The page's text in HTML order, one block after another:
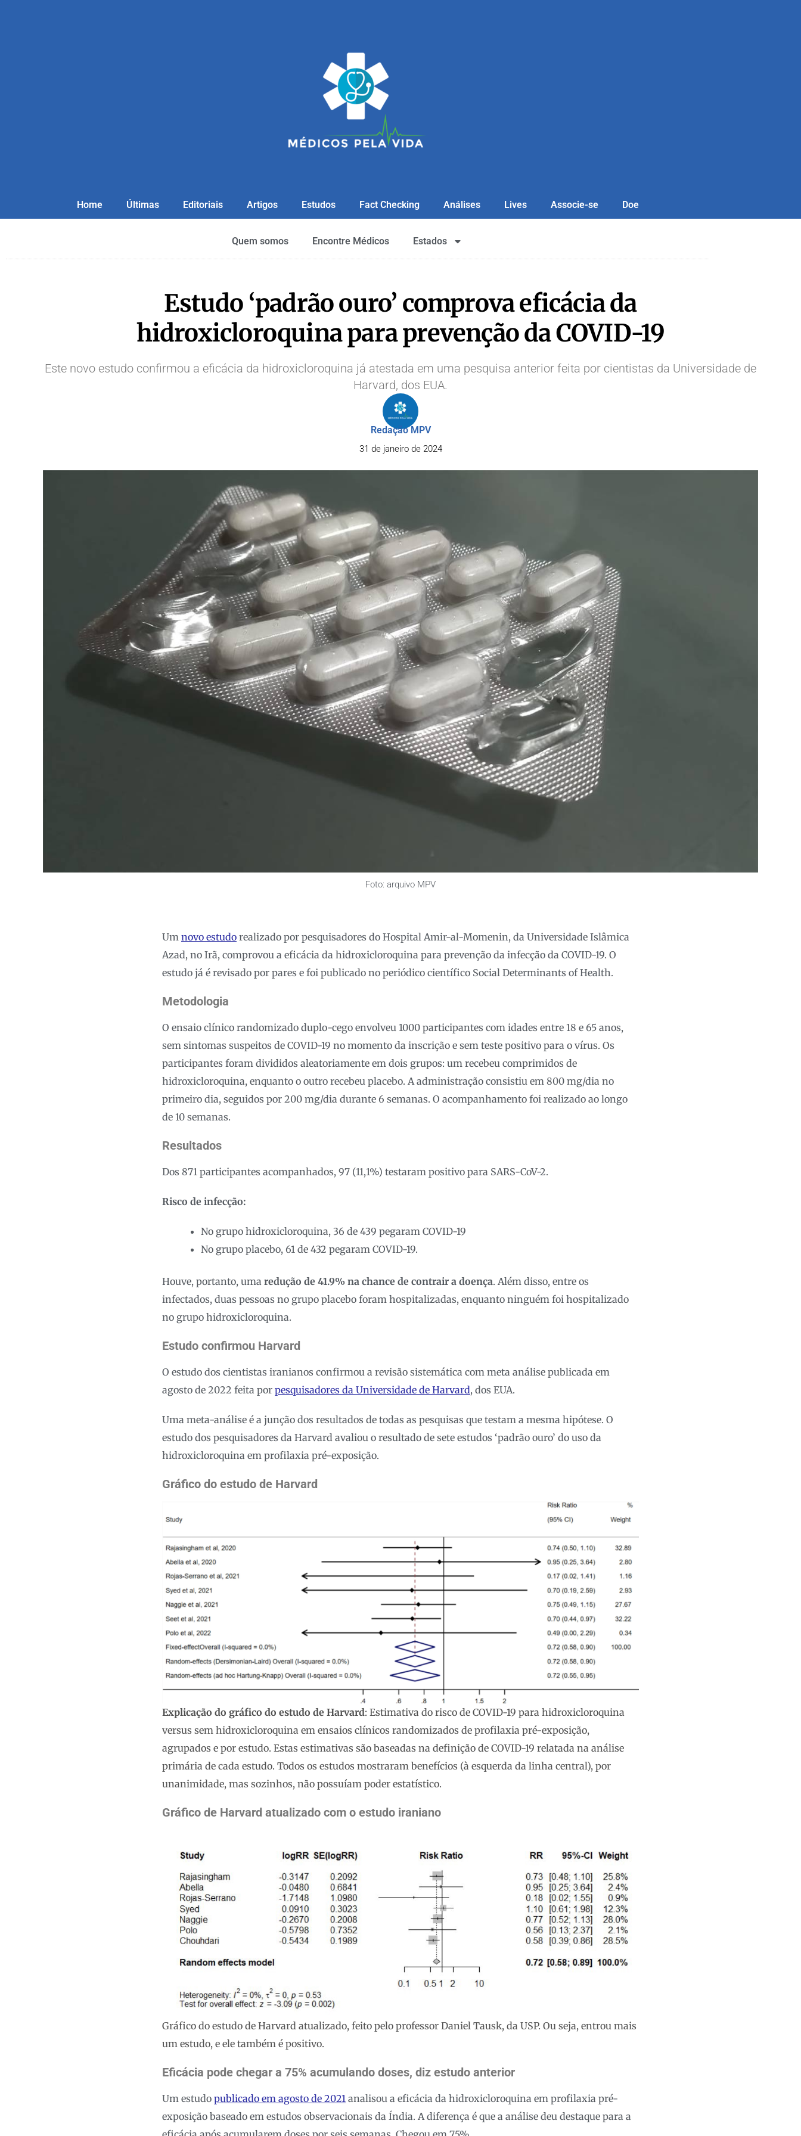
Home Últimas Editoriais Artigos Estudos Fact Checking Análises Lives Associe-se Doe
Quem somos Encontre Médicos Estados
Estudo ‘padrão ouro’ comprova eficácia da
hidroxicloroquina para prevenção da COVID-19
Este novo estudo confirmou a eficácia da hidroxicloroquina já atestada em uma pesquisa anterior feita por cientistas da Universidade de
Harvard, dos EUA.
Redação MPV
31 de janeiro de 2024
Foto: arquivo MPV
Um novo estudo realizado por pesquisadores do Hospital Amir-al-Momenin, da Universidade Islâmica
Azad, no Irã, comprovou a eficácia da hidroxicloroquina para prevenção da infecção da COVID-19. O
estudo já é revisado por pares e foi publicado no periódico científico Social Determinants of Health.
Metodologia
O ensaio clínico randomizado duplo-cego envolveu 1000 participantes com idades entre 18 e 65 anos,
sem sintomas suspeitos de COVID-19 no momento da inscrição e sem teste positivo para o vírus. Os
participantes foram divididos aleatoriamente em dois grupos: um recebeu comprimidos de
hidroxicloroquina, enquanto o outro recebeu placebo. A administração consistiu em 800 mg/dia no
primeiro dia, seguidos por 200 mg/dia durante 6 semanas. O acompanhamento foi realizado ao longo
de 10 semanas.
Resultados
Dos 871 participantes acompanhados, 97 (11,1%) testaram positivo para SARS-CoV-2.
Risco de infecção:
No grupo hidroxicloroquina, 36 de 439 pegaram COVID-19
No grupo placebo, 61 de 432 pegaram COVID-19.
Houve, portanto, uma redução de 41.9% na chance de contrair a doença. Além disso, entre os
infectados, duas pessoas no grupo placebo foram hospitalizadas, enquanto ninguém foi hospitalizado
no grupo hidroxicloroquina.
Estudo confirmou Harvard
O estudo dos cientistas iranianos confirmou a revisão sistemática com meta análise publicada em
agosto de 2022 feita por pesquisadores da Universidade de Harvard, dos EUA.
Uma meta-análise é a junção dos resultados de todas as pesquisas que testam a mesma hipótese. O
estudo dos pesquisadores da Harvard avaliou o resultado de sete estudos ‘padrão ouro’ do uso da
hidroxicloroquina em profilaxia pré-exposição.
Gráfico do estudo de Harvard
Explicação do gráfico do estudo de Harvard: Estimativa do risco de COVID-19 para hidroxicloroquina
versus sem hidroxicloroquina em ensaios clínicos randomizados de profilaxia pré-exposição,
agrupados e por estudo. Estas estimativas são baseadas na definição de COVID-19 relatada na análise
primária de cada estudo. Todos os estudos mostraram benefícios (à esquerda da linha central), por
unanimidade, mas sozinhos, não possuíam poder estatístico.
Gráfico de Harvard atualizado com o estudo iraniano
Gráfico do estudo de Harvard atualizado, feito pelo professor Daniel Tausk, da USP. Ou seja, entrou mais
um estudo, e ele também é positivo.
Eficácia pode chegar a 75% acumulando doses, diz estudo anterior
Um estudo publicado em agosto de 2021 analisou a eficácia da hidroxicloroquina em profilaxia pré-
exposição baseado em estudos observacionais da Índia. A diferença é que a análise deu destaque para a